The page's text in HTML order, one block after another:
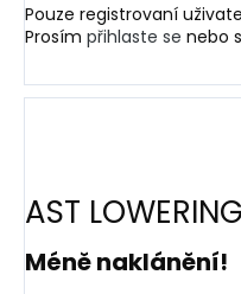
Pouze registrovaní
Prosím přihlaste se nebo
AST
Méně naklánění!